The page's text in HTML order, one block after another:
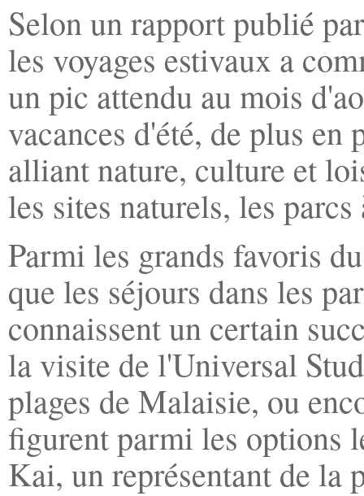
Selon un rapport publié
les voyages estivaux a
un pic attendu au mois
vacances d'été, de plus
alliant nature, culture et
les sites naturels, les
Parmi les grands favoris
que les séjours dans les
connaissent un certain
la visite de l'Universal
plages de Malaisie, ou
figurent parmi les options
Kai, un représentant de la